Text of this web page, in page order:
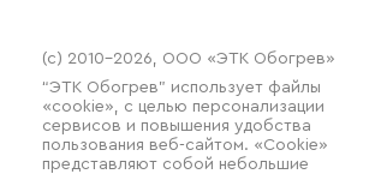
(c) 2010–2026, ООО «ЭТК Обогрев»
“ЭТК Обогрев” использует файлы
«cookie», с целью персонализации
сервисов и повышения удобства
пользования веб-сайтом. «Cookie»
представляют собой небольшие